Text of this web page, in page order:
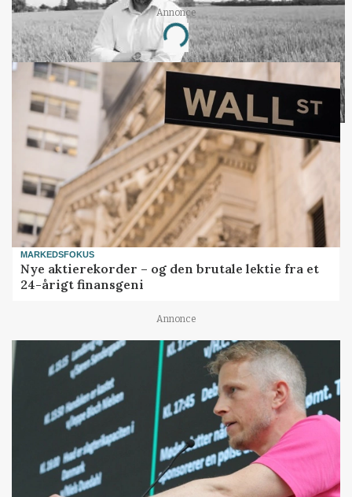
Annonce
Loading...
MARKEDSFOKUS
Nye aktierekorder – og den brutale lektie fra et
24-årigt finansgeni
Annonce